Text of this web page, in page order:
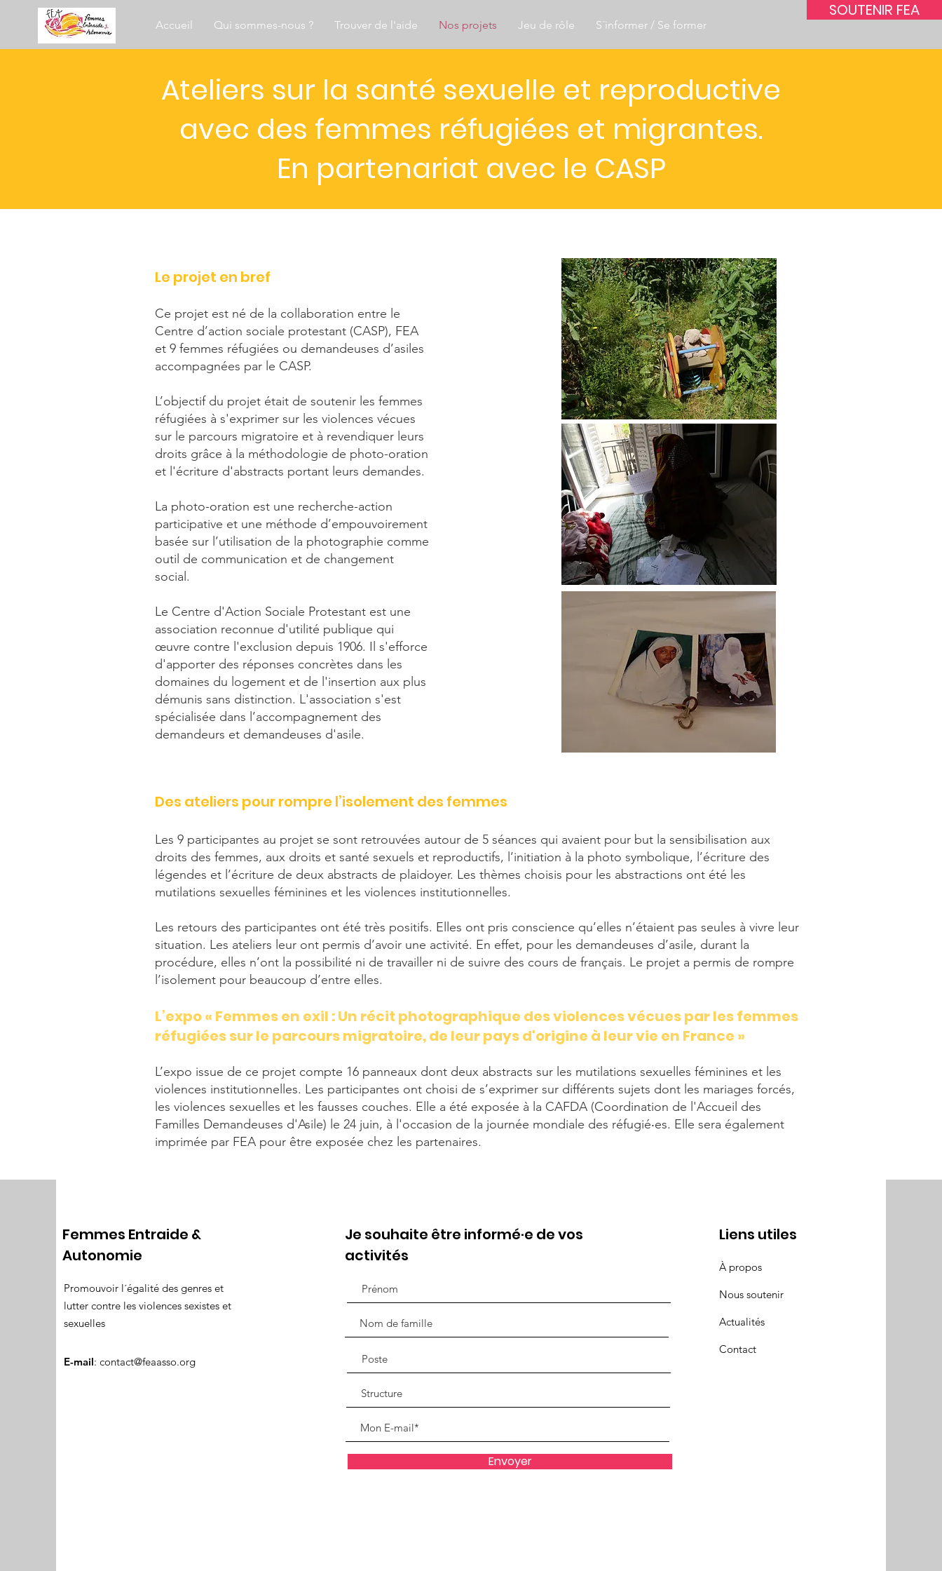
SOUTENIR FEA
Accueil Qui sommes-nous ? Trouver de l'aide Nos projets Jeu de rôle S´informer / Se former
Ateliers sur la santé sexuelle et reproductive
avec des femmes réfugiées et migrantes.
En partenariat avec le CASP
Le projet en bref
Ce projet est né de la collaboration entre le
Centre d’action sociale protestant (CASP), FEA
et 9 femmes réfugiées ou demandeuses d’asiles
accompagnées par le CASP.
L’objectif du projet était de soutenir les femmes
réfugiées à s'exprimer sur les violences vécues
sur le parcours migratoire et à revendiquer leurs
droits grâce à la méthodologie de photo-oration
et l'écriture d'abstracts portant leurs demandes.
La photo-oration est une recherche-action
participative et une méthode d’empouvoirement
basée sur l’utilisation de la photographie comme
outil de communication et de changement
social.
Le Centre d'Action Sociale Protestant est une
association reconnue d'utilité publique qui
œuvre contre l'exclusion depuis 1906. Il s'efforce
d'apporter des réponses concrètes dans les
domaines du logement et de l'insertion aux plus
démunis sans distinction. L'association s'est
spécialisée dans l’accompagnement des
demandeurs et demandeuses d'asile.
Des ateliers pour rompre l’isolement des femmes
Les 9 participantes au projet se sont retrouvées autour de 5 séances qui avaient pour but la sensibilisation aux
droits des femmes, aux droits et santé sexuels et reproductifs, l’initiation à la photo symbolique, l’écriture des
légendes et l’écriture de deux abstracts de plaidoyer. Les thèmes choisis pour les abstractions ont été les
mutilations sexuelles féminines et les violences institutionnelles.
Les retours des participantes ont été très positifs. Elles ont pris conscience qu’elles n’étaient pas seules à vivre leur
situation. Les ateliers leur ont permis d’avoir une activité. En effet, pour les demandeuses d’asile, durant la
procédure, elles n’ont la possibilité ni de travailler ni de suivre des cours de français. Le projet a permis de rompre
l’isolement pour beaucoup d’entre elles.
L’expo « Femmes en exil : Un récit photographique des violences vécues par les femmes
réfugiées sur le parcours migratoire, de leur pays d'origine à leur vie en France »
L’expo issue de ce projet compte 16 panneaux dont deux abstracts sur les mutilations sexuelles féminines et les
violences institutionnelles. Les participantes ont choisi de s’exprimer sur différents sujets dont les mariages forcés,
les violences sexuelles et les fausses couches. Elle a été exposée à la CAFDA (Coordination de l'Accueil des
Familles Demandeuses d'Asile) le 24 juin, à l'occasion de la journée mondiale des réfugié‧es. Elle sera également
imprimée par FEA pour être exposée chez les partenaires.
Femmes Entraide &
Autonomie
Promouvoir l´égalité des genres et
lutter contre les violences sexistes et
sexuelles
E-mail: contact@feaasso.org
Je souhaite être informé·e de vos
activités
Envoyer
Liens utiles
À propos
Nous soutenir
Actualités
Contact